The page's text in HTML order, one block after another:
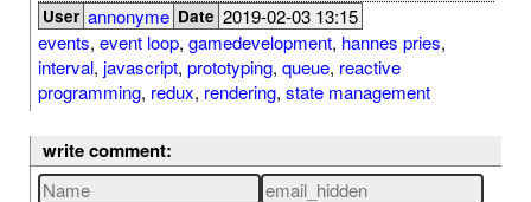
User annonyme Date 2019-02-03 13:15
events, event loop, gamedevelopment, hannes pries,
interval, javascript, prototyping, queue, reactive
programming, redux, rendering, state management
write comment: